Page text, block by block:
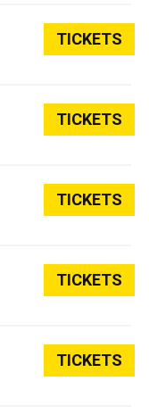
TICKETS
TICKETS
TICKETS
TICKETS
TICKETS